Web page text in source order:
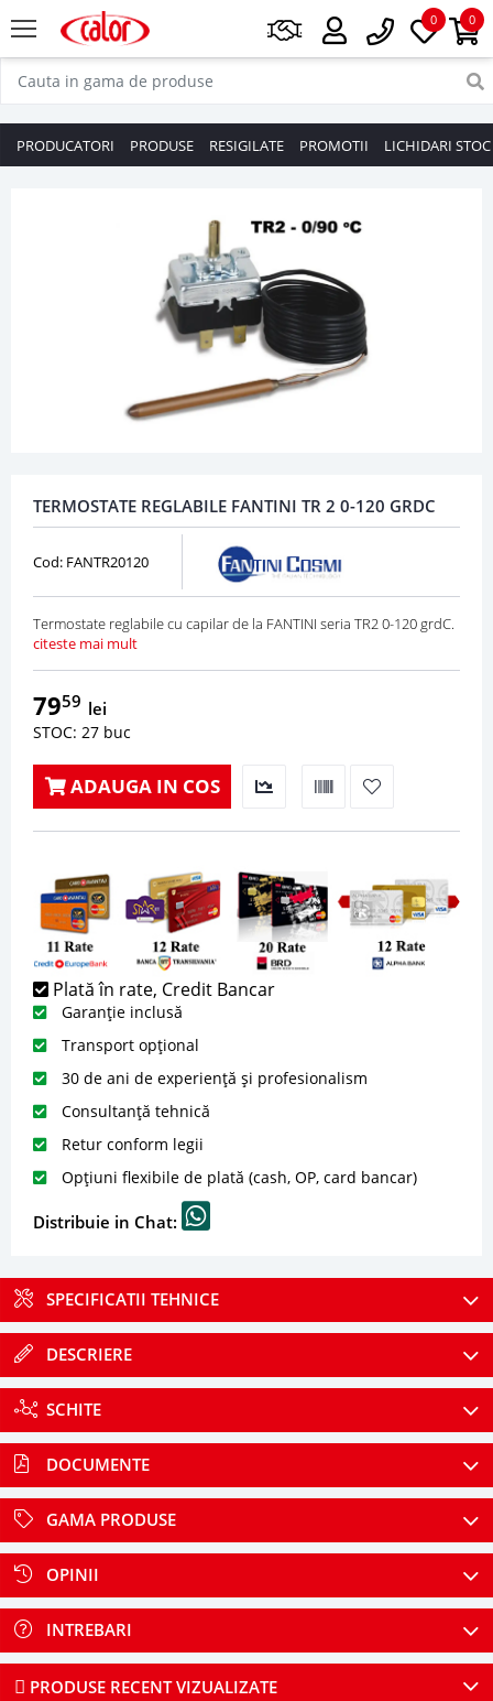
0
0
PRODUCATORI PRODUSE RESIGILATE PROMOTII LICHIDARI STOC
TERMOSTATE REGLABILE FANTINI TR 2 0-120 GRDC
Cod: FANTR20120
Termostate reglabile cu capilar de la FANTINI seria TR2 0-120 grdC.
citeste mai mult
7959 lei
STOC: 27 buc
ADAUGA IN COS
Plată în rate, Credit Bancar
Garanție inclusă
Transport opțional
30 de ani de experiență și profesionalism
Consultanță tehnică
Retur conform legii
Opțiuni flexibile de plată (cash, OP, card bancar)
Distribuie in Chat:
SPECIFICATII TEHNICE
DESCRIERE
SCHITE
DOCUMENTE
GAMA PRODUSE
OPINII
INTREBARI
PRODUSE RECENT VIZUALIZATE